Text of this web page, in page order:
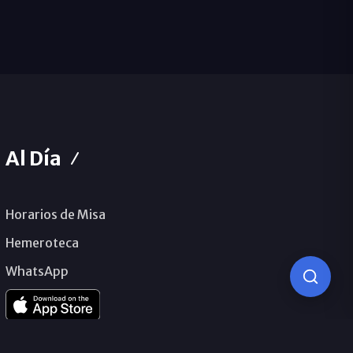
Al Día
Horarios de Misa
Hemeroteca
WhatsApp